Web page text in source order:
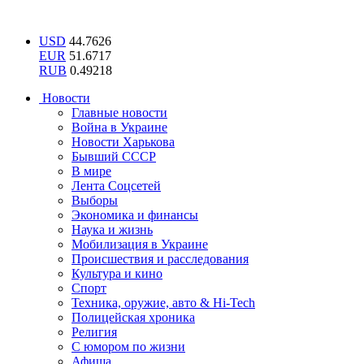
USD 44.7626
EUR 51.6717
RUB 0.49218
Новости
Главные новости
Война в Украине
Новости Харькова
Бывший СССР
В мире
Лента Соцсетей
Выборы
Экономика и финансы
Наука и жизнь
Мобилизация в Украине
Происшествия и расследования
Культура и кино
Спорт
Техника, оружие, авто & Hi-Tech
Полицейская хроника
Религия
С юмором по жизни
Афиша